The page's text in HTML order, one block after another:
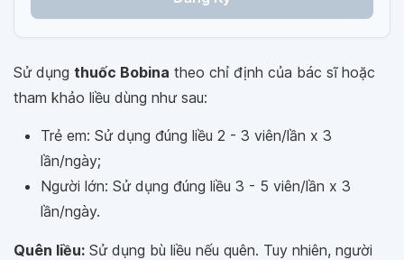
Sử dụng thuốc Bobina theo chỉ định của bác sĩ hoặc
tham khảo liều dùng như sau:
Trẻ em: Sử dụng đúng liều 2 - 3 viên/lần x 3
lần/ngày;
Người lớn: Sử dụng đúng liều 3 - 5 viên/lần x 3
lần/ngày.
Quên liều: Sử dụng bù liều nếu quên. Tuy nhiên, người